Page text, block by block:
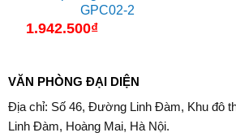
GPC02-2
1.942.500₫
VĂN PHÒNG ĐẠI DIỆN
Địa chỉ: Số 46, Đường Linh Đàm, Khu đô
Linh Đàm, Hoàng Mai, Hà Nội.